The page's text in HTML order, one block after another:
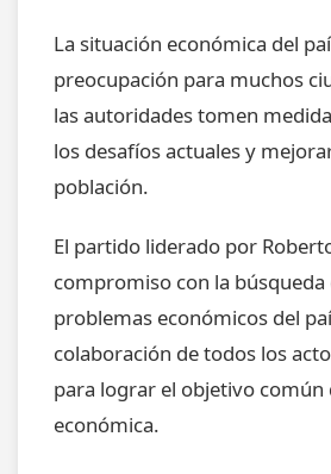
La situación económica del
preocupación para muchos
las autoridades tomen
los desafíos actuales y
población.
El partido liderado por
compromiso con la
problemas económicos del
colaboración de todos los
para lograr el objetivo
económica.